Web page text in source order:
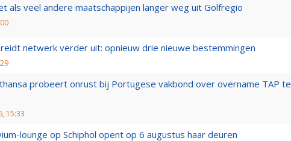
als veel andere maatschappijen langer weg uit Golfregio
netwerk verder uit: opnieuw drie nieuwe bestemmingen
probeert onrust bij Portugese vakbond over overname TAP te
15:33
lounge op Schiphol opent op 6 augustus haar deuren